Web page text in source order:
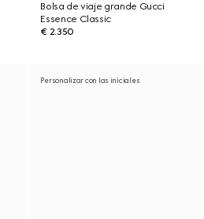
Bolsa de viaje grande Gucci
Essence Classic
€ 2.350
Personalizar con las iniciales